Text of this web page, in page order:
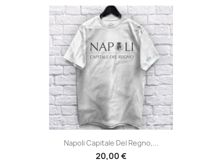
Napoli Capitale Del Regno,...
20,00 €